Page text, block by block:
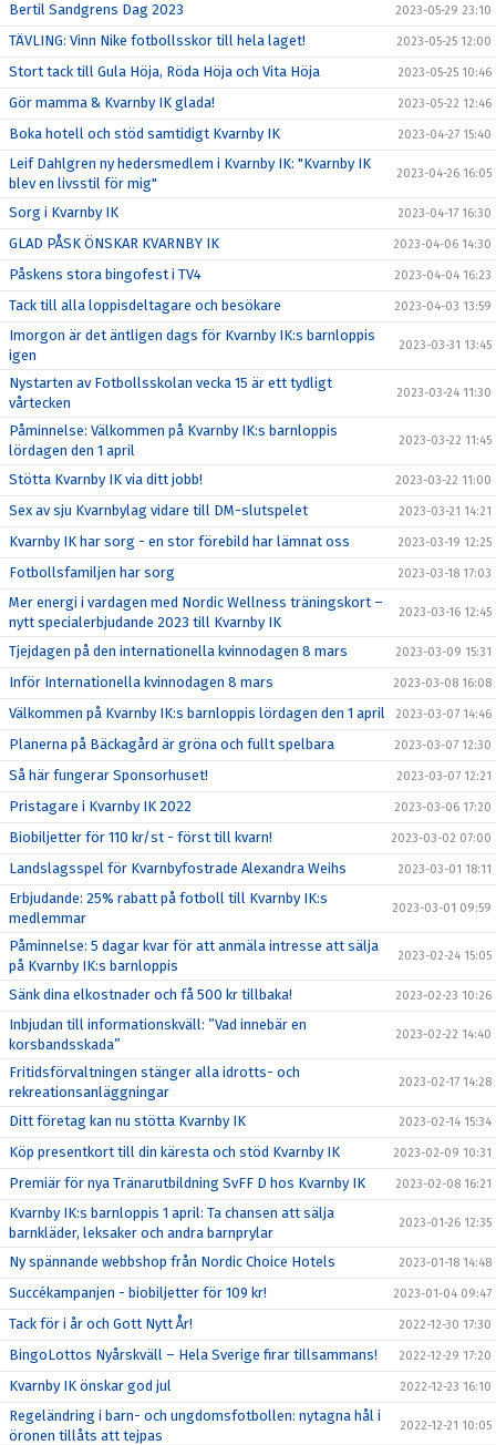
Bertil Sandgrens Dag 2023 2023-05-29 23:10
TÄVLING: Vinn Nike fotbollsskor till hela laget! 2023-05-25 12:00
Stort tack till Gula Höja, Röda Höja och Vita Höja 2023-05-25 10:46
Gör mamma & Kvarnby IK glada! 2023-05-22 12:46
Boka hotell och stöd samtidigt Kvarnby IK 2023-04-27 15:40
Leif Dahlgren ny hedersmedlem i Kvarnby IK: "Kvarnby IK
blev en livsstil för mig"
2023-04-26 16:05
Sorg i Kvarnby IK 2023-04-17 16:30
GLAD PÅSK ÖNSKAR KVARNBY IK 2023-04-06 14:30
Påskens stora bingofest i TV4 2023-04-04 16:23
Tack till alla loppisdeltagare och besökare 2023-04-03 13:59
Imorgon är det äntligen dags för Kvarnby IK:s barnloppis
igen
2023-03-31 13:45
Nystarten av Fotbollsskolan vecka 15 är ett tydligt
vårtecken
2023-03-24 11:30
Påminnelse: Välkommen på Kvarnby IK:s barnloppis
lördagen den 1 april
2023-03-22 11:45
Stötta Kvarnby IK via ditt jobb! 2023-03-22 11:00
Sex av sju Kvarnbylag vidare till DM-slutspelet 2023-03-21 14:21
Kvarnby IK har sorg - en stor förebild har lämnat oss 2023-03-19 12:25
Fotbollsfamiljen har sorg 2023-03-18 17:03
Mer energi i vardagen med Nordic Wellness träningskort –
nytt specialerbjudande 2023 till Kvarnby IK
2023-03-16 12:45
Tjejdagen på den internationella kvinnodagen 8 mars 2023-03-09 15:31
Inför Internationella kvinnodagen 8 mars 2023-03-08 16:08
Välkommen på Kvarnby IK:s barnloppis lördagen den 1 april 2023-03-07 14:46
Planerna på Bäckagård är gröna och fullt spelbara 2023-03-07 12:30
Så här fungerar Sponsorhuset! 2023-03-07 12:21
Pristagare i Kvarnby IK 2022 2023-03-06 17:20
Biobiljetter för 110 kr/st - först till kvarn! 2023-03-02 07:00
Landslagsspel för Kvarnbyfostrade Alexandra Weihs 2023-03-01 18:11
Erbjudande: 25% rabatt på fotboll till Kvarnby IK:s
medlemmar
2023-03-01 09:59
Påminnelse: 5 dagar kvar för att anmäla intresse att sälja
på Kvarnby IK:s barnloppis
2023-02-24 15:05
Sänk dina elkostnader och få 500 kr tillbaka! 2023-02-23 10:26
Inbjudan till informationskväll: ”Vad innebär en
korsbandsskada”
2023-02-22 14:40
Fritidsförvaltningen stänger alla idrotts- och
rekreationsanläggningar
2023-02-17 14:28
Ditt företag kan nu stötta Kvarnby IK 2023-02-14 15:34
Köp presentkort till din käresta och stöd Kvarnby IK 2023-02-09 10:31
Premiär för nya Tränarutbildning SvFF D hos Kvarnby IK 2023-02-08 16:21
Kvarnby IK:s barnloppis 1 april: Ta chansen att sälja
barnkläder, leksaker och andra barnprylar
2023-01-26 12:35
Ny spännande webbshop från Nordic Choice Hotels 2023-01-18 14:48
Succékampanjen - biobiljetter för 109 kr! 2023-01-04 09:47
Tack för i år och Gott Nytt År! 2022-12-30 17:30
BingoLottos Nyårskväll – Hela Sverige firar tillsammans! 2022-12-29 17:20
Kvarnby IK önskar god jul 2022-12-23 16:10
Regeländring i barn- och ungdomsfotbollen: nytagna hål i
öronen tillåts att tejpas
2022-12-21 10:05